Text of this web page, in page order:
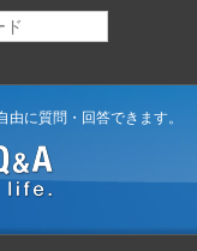
に質問・回答できます。